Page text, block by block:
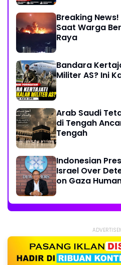
Breaking
Saat Warga
Raya
Bandara
Militer AS? Ini
Arab Saudi
di Tengah
Tengah
Indonesian
Israel Over
on Gaza